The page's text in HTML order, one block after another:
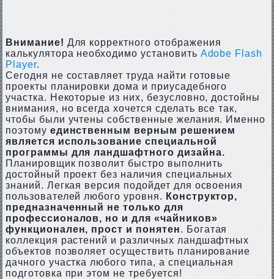
Внимание! Для корректного отображения
калькулятора необходимо установить Adobe Flash
Player.
Сегодня не составляет труда найти готовые
проекты планировки дома и приусадебного
участка. Некоторые из них, безусловно, достойны
внимания, но всегда хочется сделать все так,
чтобы были учтены собственные желания. Именно
поэтому единственным верным решением
является использование специальной
программы для ландшафтного дизайна.
Планировщик позволит быстро выполнить
достойный проект без наличия специальных
знаний. Легкая версия подойдет для освоения
пользователей любого уровня. Конструктор,
предназначенный не только для
профессионалов, но и для «чайников»
функционален, прост и понятен. Богатая
коллекция растений и различных ландшафтных
объектов позволяет осуществить планирование
дачного участка любого типа, а специальная
подготовка при этом не требуется!